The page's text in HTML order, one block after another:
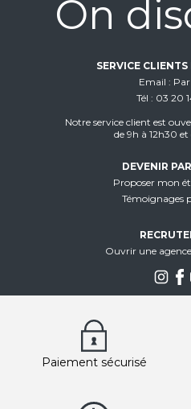
On
SERVICE
Email
Tél
03 20
Notre service client est
de 9h à 12h30 et
DEVENIR
Proposer mon
Témoignages
Ouvrir une
Paiement sécurisé